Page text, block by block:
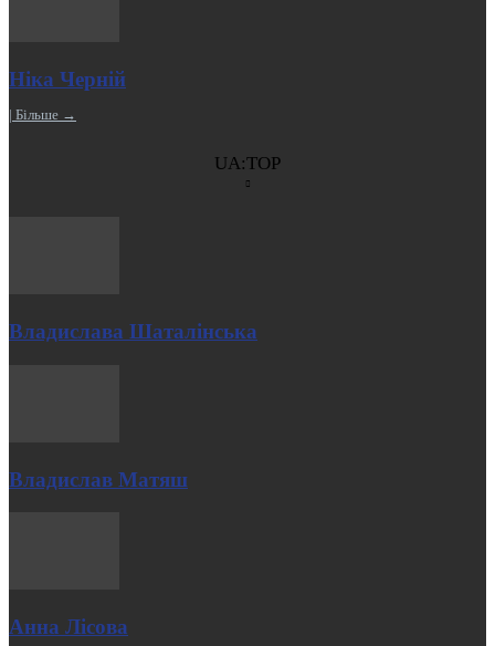
Ніка Черній
| Більше →
UA:TOP
Владислава Шаталінська
Владислав Матяш
Анна Лісова